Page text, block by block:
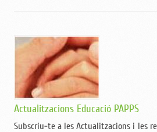
Actualitzacions Educació PAPPS
Subscriu-te a les Actualitzacions i les